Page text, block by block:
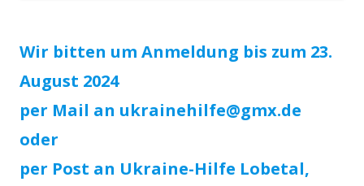
Wir bitten um Anmeldung bis zum 23.
August 2024
per Mail an ukrainehilfe@gmx.de
oder
per Post an Ukraine-Hilfe Lobetal,